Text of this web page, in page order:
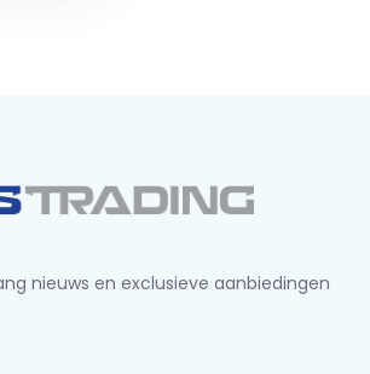
nieuws en exclusieve aanbiedingen